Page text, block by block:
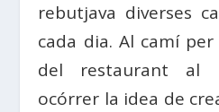
rebutjava diverses
cada dia. Al camí
del restaurant al
ocórrer la idea de